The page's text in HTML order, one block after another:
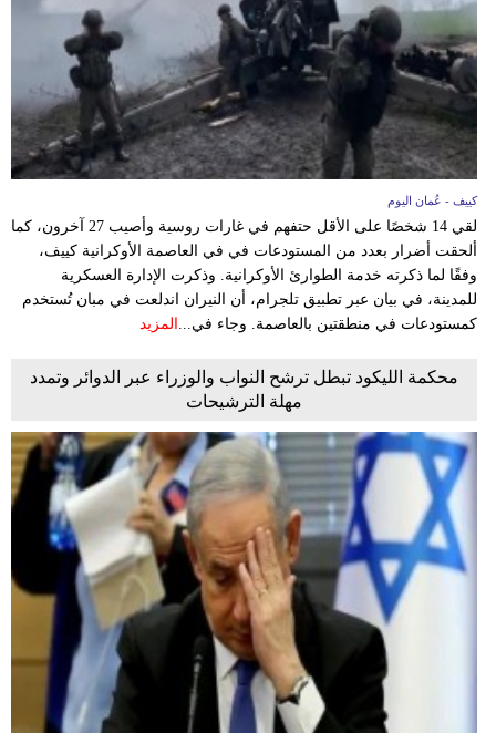
كييف - عُمان اليوم
لقي 14 شخصًا على الأقل حتفهم في غارات روسية وأصيب ‌27 آخرون، كما
⁠ألحقت ‌أضرار بعدد ‌من المستودعات ‌في ⁠في العاصمة الأوكرانية كييف،
وفقًا لما ذكرته خدمة الطوارئ الأوكرانية. وذكرت الإدارة العسكرية
للمدينة، في بيان عبر تطبيق تلجرام، أن النيران اندلعت في مبان تُستخدم
كمستودعات في منطقتين بالعاصمة. وجاء في... المزيد
محكمة الليكود تبطل ترشح النواب والوزراء عبر الدوائر وتمدد
مهلة الترشيحات